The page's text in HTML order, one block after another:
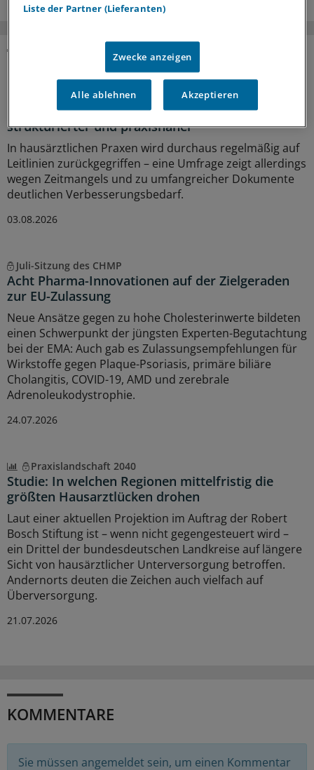
MEHR ZUM THEMA
Leitliniennutzung
Hausärzte wünschen sich Leitlinien kürzer,
strukturierter und praxisnäher
In hausärztlichen Praxen wird durchaus regelmäßig auf
Leitlinien zurückgegriffen – eine Umfrage zeigt allerdings
wegen Zeitmangels und zu umfangreicher Dokumente
deutlichen Verbesserungsbedarf.
03.08.2026
Juli-Sitzung des CHMP
Acht Pharma-Innovationen auf der Zielgeraden
zur EU-Zulassung
Neue Ansätze gegen zu hohe Cholesterinwerte bildeten
einen Schwerpunkt der jüngsten Experten-Begutachtung
bei der EMA: Auch gab es Zulassungsempfehlungen für
Wirkstoffe gegen Plaque-Psoriasis, primäre biliäre
Cholangitis, COVID-19, AMD und zerebrale
Adrenoleukodystrophie.
24.07.2026
Praxislandschaft 2040
Studie: In welchen Regionen mittelfristig die
größten Hausarztlücken drohen
Laut einer aktuellen Projektion im Auftrag der Robert
Bosch Stiftung ist – wenn nicht gegengesteuert wird –
ein Drittel der bundesdeutschen Landkreise auf längere
Sicht von hausärztlicher Unterversorgung betroffen.
Andernorts deuten die Zeichen auch vielfach auf
Überversorgung.
21.07.2026
KOMMENTARE
Sie müssen angemeldet sein, um einen Kommentar
Liste der Partner (Lieferanten)
Zwecke anzeigen
Alle ablehnen Akzeptieren